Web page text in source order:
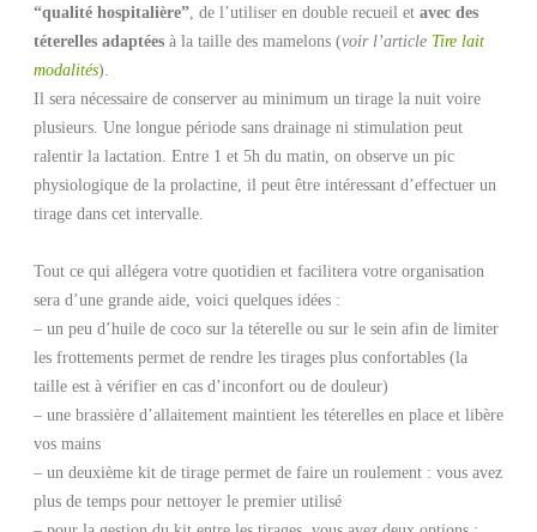
“qualité hospitalière”, de l’utiliser en double recueil et avec des
téterelles adaptéesà la taille des mamelons (voir l’article Tire lait
modalités).
Il sera nécessaire de conserver au minimum un tirage la nuit voire
plusieurs. Une longue période sans drainage ni stimulation peut
ralentir la lactation. Entre 1 et 5h du matin, on observe un pic
physiologique de la prolactine, il peut être intéressant d’effectuer un
tirage dans cet intervalle.
Tout ce qui allégera votre quotidien et facilitera votre organisation
sera d’une grande aide, voici quelques idées :
– un peu d’huile de coco sur la téterelle ou sur le sein afin de limiter
les frottements permet de rendre les tirages plus confortables (la
taille est à vérifier en cas d’inconfort ou de douleur)
– une brassière d’allaitement maintient les téterelles en place et libère
vos mains
– un deuxième kit de tirage permet de faire un roulement : vous avez
plus de temps pour nettoyer le premier utilisé